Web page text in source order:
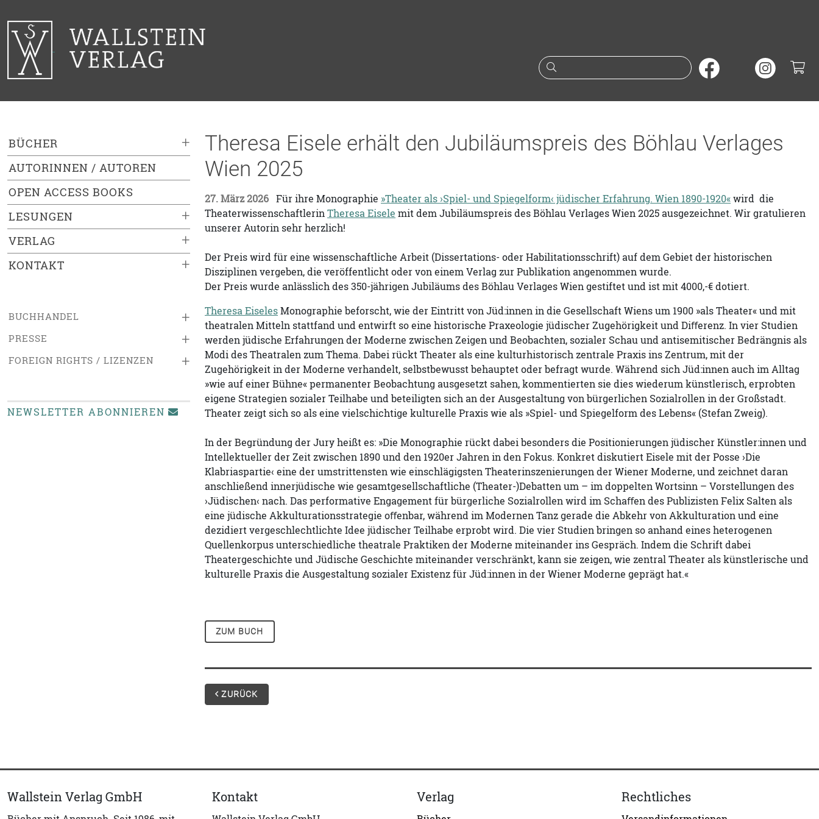
Suche nach Büchern oder
+
BÜCHER
AUTORINNEN / AUTOREN
OPEN ACCESS BOOKS
+
LESUNGEN
+
VERLAG
+
KONTAKT
+
BUCHHANDEL
+
PRESSE
+
FOREIGN RIGHTS / LIZENZEN
NEWSLETTER ABONNIEREN
Theresa Eisele erhält den Jubiläumspreis des Böhlau Verlages
Wien 2025
27. März 2026 Für ihre Monographie »Theater als ›Spiel- und Spiegelform‹ jüdischer Erfahrung. Wien 1890-1920«wird die
TheaterwissenschaftlerinTheresa Eisele mit dem Jubiläumspreis des Böhlau Verlages Wien 2025 ausgezeichnet. Wir gratulieren
unserer Autorin sehr herzlich!
Der Preis wird für eine wissenschaftliche Arbeit (Dissertations- oder Habilitationsschrift) auf dem Gebiet der historischen
Disziplinen vergeben, die veröffentlicht oder von einem Verlag zur Publikation angenommen wurde.
Der Preis wurde anlässlich des 350-jährigen Jubiläums des Böhlau Verlages Wien gestiftet und ist mit 4000,-€ dotiert.
Theresa EiselesMonographie beforscht, wie der Eintritt von Jüd:innen in die Gesellschaft Wiens um 1900 »als Theater« und mit
theatralen Mitteln stattfand und entwirft so eine historische Praxeologie jüdischer Zugehörigkeit und Diﬀerenz. In vier Studien
werden jüdische Erfahrungen der Moderne zwischen Zeigen und Beobachten, sozialer Schau und antisemitischer Bedrängnis als
Modi des Theatralen zum Thema. Dabei rückt Theater als eine kulturhistorisch zentrale Praxis ins Zentrum, mit der
Zugehörigkeit in der Moderne verhandelt, selbstbewusst behauptet oder befragt wurde. Während sich Jüd:innen auch im Alltag
»wie auf einer Bühne« permanenter Beobachtung ausgesetzt sahen, kommentierten sie dies wiederum künstlerisch, erprobten
eigene Strategien sozialer Teilhabe und beteiligten sich an der Ausgestaltung von bürgerlichen Sozialrollen in der Großstadt.
Theater zeigt sich so als eine vielschichtige kulturelle Praxis wie als »Spiel- und Spiegelform des Lebens« (Stefan Zweig).
In der Begründung der Jury heißt es: »Die Monographie rückt dabei besonders die Positionierungen jüdischer Künstler:innen und
Intellektueller der Zeit zwischen 1890 und den 1920er Jahren in den Fokus. Konkret diskutiert Eisele mit der Posse ›Die
Klabriaspartie‹ eine der umstrittensten wie einschlägigsten Theaterinszenierungen der Wiener Moderne, und zeichnet daran
anschließend innerjüdische wie gesamtgesellschaftliche (Theater-)Debatten um – im doppelten Wortsinn – Vorstellungen des
›Jüdischen‹ nach. Das performative Engagement für bürgerliche Sozialrollen wird im Schaﬀen des Publizisten Felix Salten als
eine jüdische Akkulturationsstrategie oﬀenbar, während im Modernen Tanz gerade die Abkehr von Akkulturation und eine
dezidiert vergeschlechtlichte Idee jüdischer Teilhabe erprobt wird. Die vier Studien bringen so anhand eines heterogenen
Quellenkorpus unterschiedliche theatrale Praktiken der Moderne miteinander ins Gespräch. Indem die Schrift dabei
Theatergeschichte und Jüdische Geschichte miteinander verschränkt, kann sie zeigen, wie zentral Theater als künstlerische und
kulturelle Praxis die Ausgestaltung sozialer Existenz für Jüd:innen in der Wiener Moderne geprägt hat.«
ZUM BUCH
ZURÜCK
Wallstein Verlag GmbH Kontakt Verlag Rechtliches